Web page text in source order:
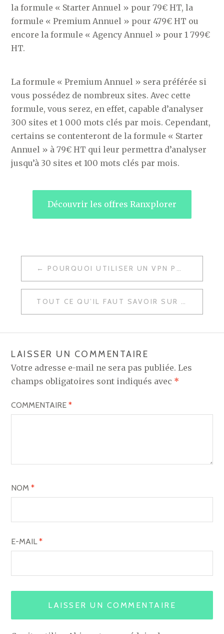
la formule « Starter Annuel » pour 79€ HT, la
formule « Premium Annuel » pour 479€ HT ou
encore la formule « Agency Annuel » pour 1 799€
HT.
La formule « Premium Annuel » sera préférée si
vous possédez de nombreux sites. Avec cette
formule, vous serez, en effet, capable d’analyser
300 sites et 1 000 mots clés par mois. Cependant,
certains se contenteront de la formule « Starter
Annuel » à 79€ HT qui leur permettra d’analyser
jusqu’à 30 sites et 100 mots clés par mois.
Découvrir les offres Ranxplorer
NAVIGATION
DE
L’ARTICLE
POURQUOI UTILISER UN VPN POUR LE STREAMING ET LA VOD ? LEQUEL CHOISIR ?
TOUT CE QU’IL FAUT SAVOIR SUR LES VPN : À QUOI ÇA SERT, TOUR D’HORIZON DES MEILLEURS VPN, ETC.
LAISSER UN COMMENTAIRE
Votre adresse e-mail ne sera pas publiée. Les
champs obligatoires sont indiqués avec *
COMMENTAIRE*
NOM*
E-MAIL*